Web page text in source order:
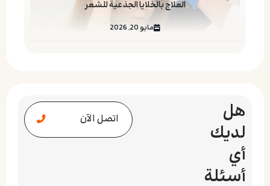
العلاج بالخلايا الجذعية للشعر
مايو 20, 2026
اتصل الآن
هل
لديك
أي
أسئلة